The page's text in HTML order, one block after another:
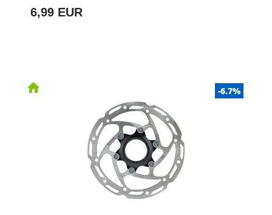
6,99 EUR
-6.7%